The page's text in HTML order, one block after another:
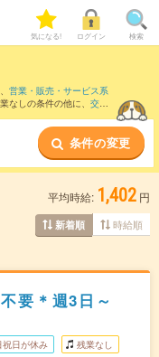
気になる! ログイン 検索
、 営業・販売・サービス系
なしの条件の他に、 交通
条件の変更
平均時給: 1,402 円
新着順 時給順
要＊週3日～
祝日が休み 残業なし